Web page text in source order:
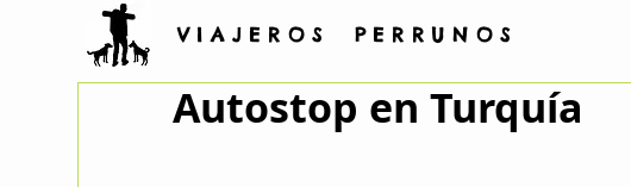
V I A J E R O S P E R R U N O S
Autostop en Turquía